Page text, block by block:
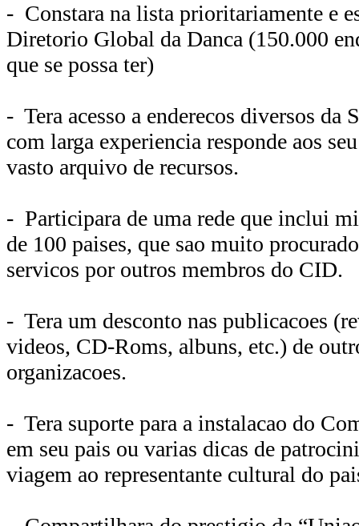
- Constara na lista prioritariamente e
Diretorio Global da Danca (150.000
que se possa ter)
- Tera acesso a enderecos diversos da
com larga experiencia responde aos
vasto arquivo de recursos.
- Participara de uma rede que inclui
de 100 paises, que sao muito
servicos por outros membros do CID.
- Tera um desconto nas publicacoes
videos, CD-Roms, albuns, etc.) de
organizacoes.
- Tera suporte para a instalacao do
em seu pais ou varias dicas de
viagem ao representante cultural do